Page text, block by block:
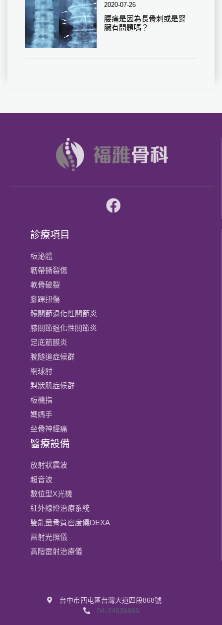
2020-07-26
腰痛是因為長骨刺或是腎
臟有問題嗎？
診療項目
板泌體
韌帶撕裂傷
軟骨破裂
腳踝扭傷
髖關節退化性關節炎
膝關節​退化性關節炎
足底筋膜炎
腕隧道症候群
網球肘
梨狀肌症候群
板機指
媽媽手
坐骨神經痛
醫療設備
放射狀震波
超音波
數位型X光機
紅外線燈治療系統
雙能量骨質密度儀DEXA
雷射光照儀
高階雷射治療儀
台中市西屯區台灣大道四段868號
04-24636866